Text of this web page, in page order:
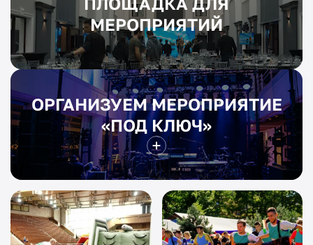
МЕРОПРИЯТИЙ
ОРГАНИЗУЕМ МЕРОПРИЯТИЕ
«ПОД КЛЮЧ»